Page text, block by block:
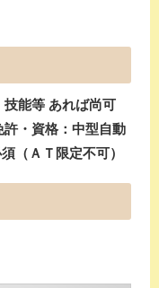
能等 あれば尚可
・資格：中型自動
（ＡＴ限定不可）